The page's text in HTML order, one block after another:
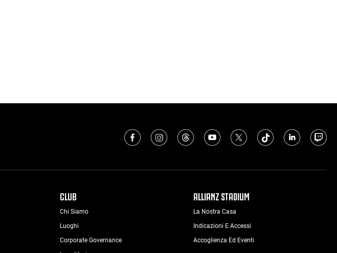
CLUB
Chi Siamo
Luoghi
Corporate Governance
ALLIANZ STADIUM
La Nostra Casa
Indicazioni E Accessi
Accoglienza Ed Eventi